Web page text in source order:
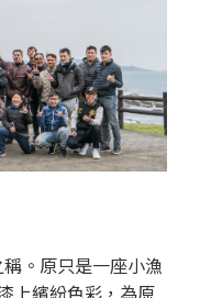
。原只是一座小漁
上繽紛色彩，為原